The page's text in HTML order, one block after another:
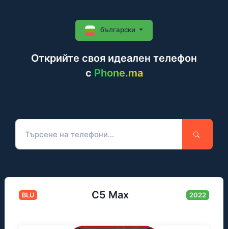
Открийте своя идеален телефон
c Phone.ma
български
BLU C5 Max 2022